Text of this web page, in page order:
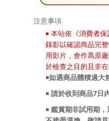
注意事項
￭ 本站依《消費者
錄影以確認商品完
用影片，會作爲原
於檢查之目的且非
￭如遇商品體積過大
￭ 請於收到商品7 日
￭ 鑑賞期非試用期